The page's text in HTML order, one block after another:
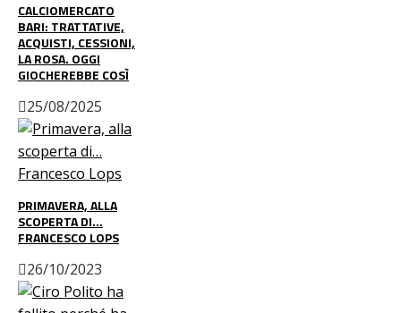
CALCIOMERCATO
BARI: TRATTATIVE,
ACQUISTI, CESSIONI,
LA ROSA. OGGI
GIOCHEREBBE COSÌ
25/08/2025
PRIMAVERA, ALLA
SCOPERTA DI…
FRANCESCO LOPS
26/10/2023